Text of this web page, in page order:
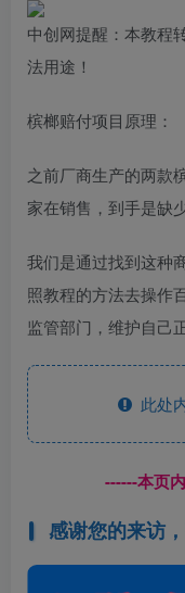
中创网提醒：本教程
法用途！
槟榔赔付项目原理：
之前厂商生产的两款
家在销售，到手是缺
我们是通过找到这种
照教程的方法去操作
监管部门，维护自己
此处
------本页
感谢您的来访